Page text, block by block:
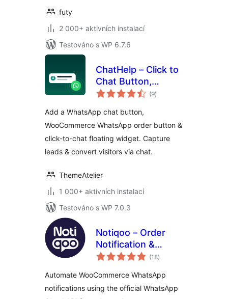
futy
2 000+ aktivních instalací
Testováno s WP 6.7.6
ChatHelp – Click to
Chat Button,
WooCommerce
Floating Chat Form
(9celkové
hodnocení
)
Add a WhatsApp chat button,
WooCommerce WhatsApp order button &
click-to-chat floating widget. Capture
leads & convert visitors via chat.
ThemeAtelier
1 000+ aktivních instalací
Testováno s WP 7.0.3
Notiqoo – Order
Notification &
Customer Chat for
(18celkové
hodnocení
)
Automate WooCommerce WhatsApp
notifications using the official WhatsApp